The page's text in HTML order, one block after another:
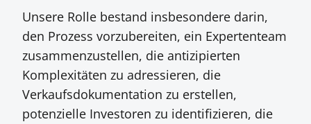
Unsere Rolle bestand insbesondere darin,
den Prozess vorzubereiten, ein Expertenteam
zusammenzustellen, die antizipierten
Komplexitäten zu adressieren, die
Verkaufsdokumentation zu erstellen,
potenzielle Investoren zu identifizieren, die